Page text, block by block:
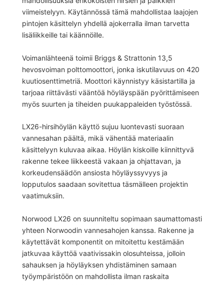
viimeistelyyn. Käytännössä tämä mahdollistaa laajojen
pintojen käsittelyn yhdellä ajokerralla ilman tarvetta
lisäliikkeille tai käännöille.
Voimanlähteenä toimii Briggs & Strattonin 13,5
hevosvoiman polttomoottori, jonka iskutilavuus on 420
kuutiosenttimetriä. Moottori käynnistyy käsistartilla ja
tarjoaa riittävästi vääntöä höyläyspään pyörittämiseen
myös suurten ja tiheiden puukappaleiden työstössä.
LX26-hirsihöylän käyttö sujuu luontevasti suoraan
vannesahan päältä, mikä vähentää materiaalin
käsittelyyn kuluvaa aikaa. Höylän kiskoille kiinnittyvä
rakenne tekee liikkeestä vakaan ja ohjattavan, ja
korkeudensäädön ansiosta höyläyssyvyys ja
lopputulos saadaan sovitettua täsmälleen projektin
vaatimuksiin.
Norwood LX26 on suunniteltu sopimaan saumattomasti
yhteen Norwoodin vannesahojen kanssa. Rakenne ja
käytettävät komponentit on mitoitettu kestämään
jatkuvaa käyttöä vaativissakin olosuhteissa, jolloin
sahauksen ja höyläyksen yhdistäminen samaan
työympäristöön on mahdollista ilman raskaita